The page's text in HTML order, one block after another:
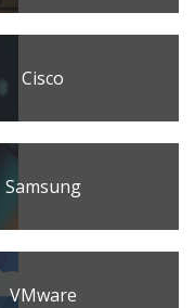
Cisco
Samsung
VMware